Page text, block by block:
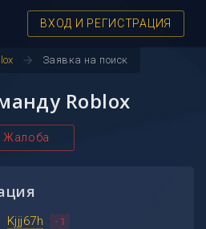
ВХОД И РЕГИСТРАЦИЯ
arrow_forward Заявка на поиск
Roblox
Жалоба
Kjjj67h -1